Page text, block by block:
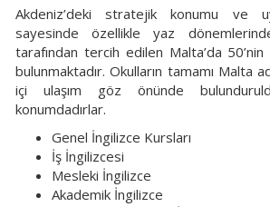
Akdeniz’deki stratejik konumu ve
sayesinde özellikle yaz
tarafından tercih edilen Malta’da
bulunmaktadır. Okulların tamamı Malta
içi ulaşım göz önünde
konumdadırlar.
Genel İngilizce Kursları
İş İngilizcesi
Mesleki İngilizce
Akademik İngilizce